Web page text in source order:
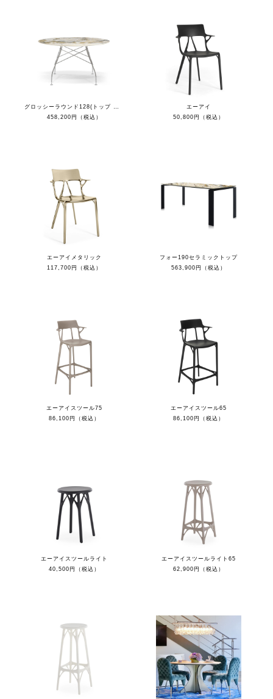
グロッシーラウンド128(トップ シンフォニー/フレーム クローム）
458,200円（税込）
エーアイ
50,800円（税込）
エーアイメタリック
117,700円（税込）
フォー190セラミックトップ
563,900円（税込）
エーアイスツール75
86,100円（税込）
エーアイスツール65
86,100円（税込）
エーアイスツールライト
40,500円（税込）
エーアイスツールライト65
62,900円（税込）